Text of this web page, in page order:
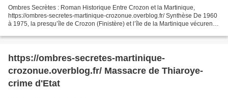
Ombres Secrètes : Roman Historique Entre Crozon et la Martinique,
https://ombres-secretes-martinique-crozonue.overblog.fr/ Synthèse De 1960
à 1975, la presqu’île de Crozon (Finistère) et l’île de la Martinique vécurent
https://ombres-secretes-martinique-
crozonue.overblog.fr/ Massacre de Thiaroye-
crime d'Etat